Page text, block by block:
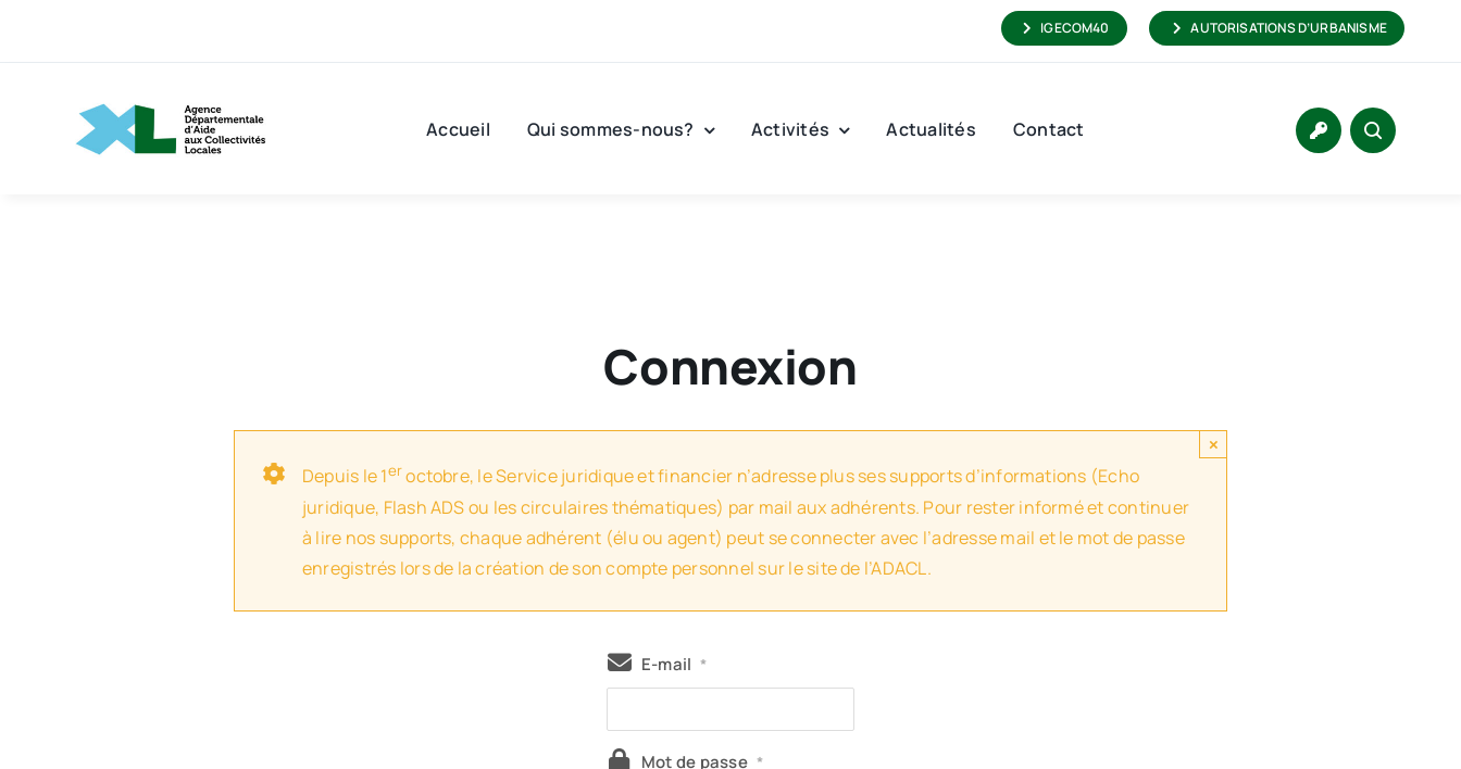
IGECOM40 AUTORISATIONS D’URBANISME
Accueil Qui sommes-nous? Activités Actualités Contact
Connexion
Depuis le 1eroctobre, le Service juridique et financier n’adresse plus ses supports d’informations (Echo
juridique, Flash ADS ou les circulaires thématiques) par mail aux adhérents. Pour rester informé et continuer
à lire nos supports, chaque adhérent (élu ou agent) peut se connecter avec l’adresse mail et le mot de passe
enregistrés lors de la création de son compte personnel sur le site de l’ADACL.
×
E-mail *
Mot de passe *